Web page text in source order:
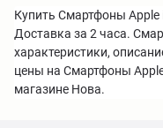
Купить Смартфоны Apple
Доставка за 2 часа.
характеристики,
цены на Смартфоны
магазине Нова.